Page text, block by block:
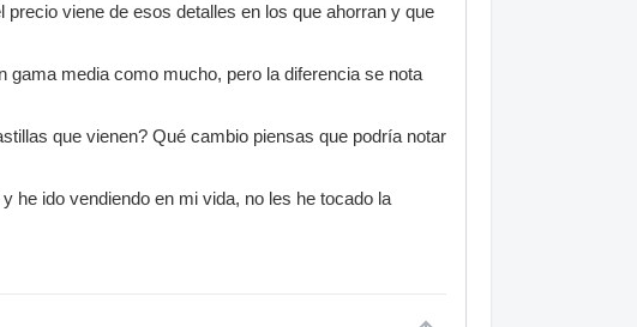
viene de esos detalles en los que ahorran y que
gama media como mucho, pero la diferencia se nota
que vienen? Qué cambio piensas que podría notar
he ido vendiendo en mi vida, no les he tocado la